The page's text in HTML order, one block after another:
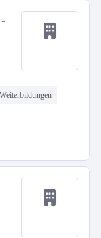
Weiterbildungen